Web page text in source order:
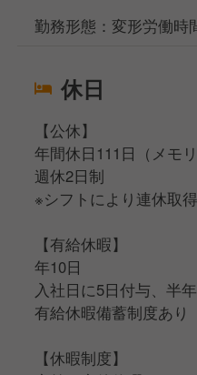
勤務形態：変形労働時
休日
【公休】
年間休日111日（メモ
週休2日制
※シフトにより連休取
【有給休暇】
年10日
入社日に5日付与、半
有給休暇備蓄制度あり
【休暇制度】